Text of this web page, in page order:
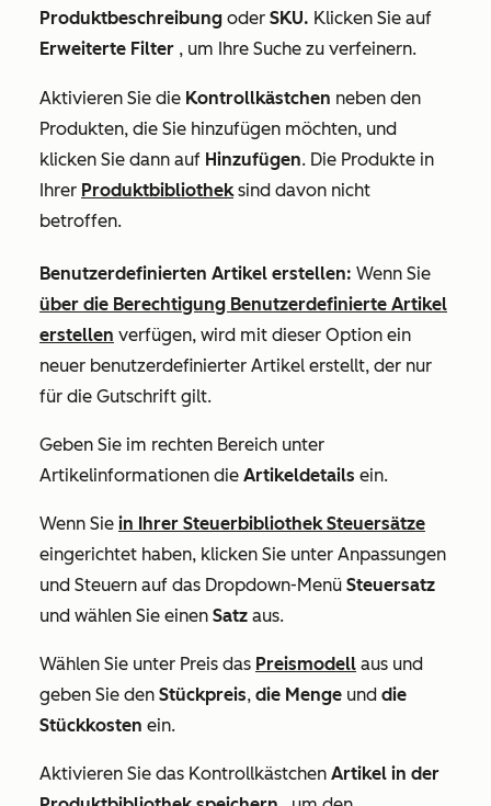
Produktbeschreibung oder SKU. Klicken Sie auf
Erweiterte Filter , um Ihre Suche zu verfeinern.
Aktivieren Sie die Kontrollkästchen neben den
Produkten, die Sie hinzufügen möchten, und
klicken Sie dann auf Hinzufügen. Die Produkte in
Ihrer Produktbibliotheksind davon nicht
betroffen.
Benutzerdefinierten Artikel erstellen: Wenn Sie
über die Berechtigung Benutzerdefinierte Artikel
erstellen verfügen, wird mit dieser Option ein
neuer benutzerdefinierter Artikel erstellt, der nur
für die Gutschrift gilt.
Geben Sie im rechten Bereich unter
Artikelinformationen die Artikeldetails ein.
Wenn Sie in Ihrer Steuerbibliothek Steuersätze
eingerichtet haben, klicken Sie unter Anpassungen
und Steuern auf das Dropdown-Menü Steuersatz
und wählen Sie einen Satz aus.
Wählen Sie unter Preis das Preismodell aus und
geben Sie den Stückpreis, die Menge und die
Stückkosten ein.
Aktivieren Sie das Kontrollkästchen Artikel in der